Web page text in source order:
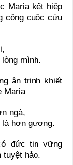
Maria kết hiệp
công cuộc cứu
mình.
ân trinh khiết
Maria
ngà,
là hơn gương.
đức tin vững
tuyệt hảo.